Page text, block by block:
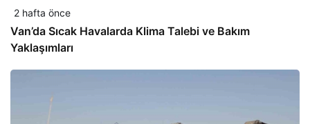
2 hafta önce
Van’da Sıcak Havalarda Klima Talebi ve Bakım
Yaklaşımları